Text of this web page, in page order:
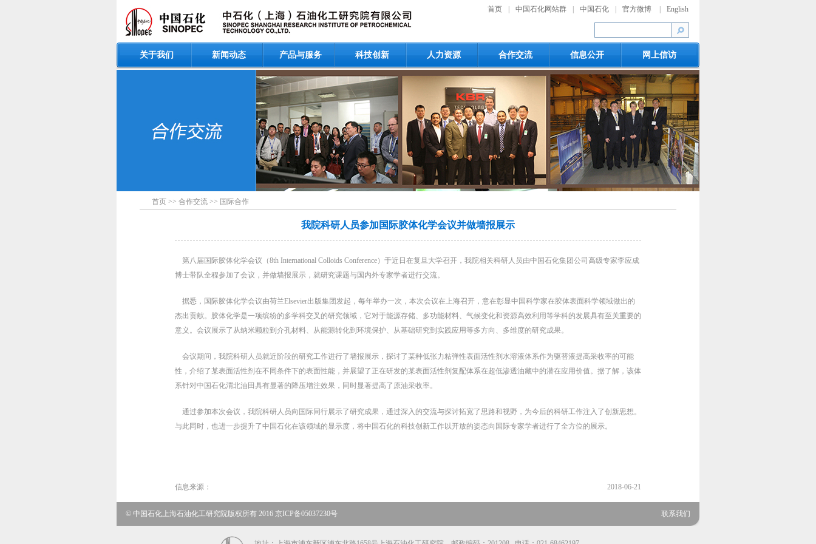
首页 中国石化网站群 中国石化 官方微博 English
关于我们 新闻动态 产品与服务 科技创新 人力资源 合作交流 信息公开 网上信访
首页 >> 合作交流 >> 国际合作
我院科研人员参加国际胶体化学会议并做墙报展示
第八届国际胶体化学会议（8th International Colloids Conference）于近日在复旦大学召开，我院相关科研人员由中国石化集团公司高级专家李应成
博士带队全程参加了会议，并做墙报展示，就研究课题与国内外专家学者进行交流。
据悉，国际胶体化学会议由荷兰Elsevier出版集团发起，每年举办一次，本次会议在上海召开，意在彰显中国科学家在胶体表面科学领域做出的
杰出贡献。胶体化学是一项缤纷的多学科交叉的研究领域，它对于能源存储、多功能材料、气候变化和资源高效利用等学科的发展具有至关重要的
意义。会议展示了从纳米颗粒到介孔材料、从能源转化到环境保护、从基础研究到实践应用等多方向、多维度的研究成果。
会议期间，我院科研人员就近阶段的研究工作进行了墙报展示，探讨了某种低张力粘弹性表面活性剂水溶液体系作为驱替液提高采收率的可能
性，介绍了某表面活性剂在不同条件下的表面性能，并展望了正在研发的某表面活性剂复配体系在超低渗透油藏中的潜在应用价值。据了解，该体
系针对中国石化渭北油田具有显著的降压增注效果，同时显著提高了原油采收率。
通过参加本次会议，我院科研人员向国际同行展示了研究成果，通过深入的交流与探讨拓宽了思路和视野，为今后的科研工作注入了创新思想。
与此同时，也进一步提升了中国石化在该领域的显示度，将中国石化的科技创新工作以开放的姿态向国际专家学者进行了全方位的展示。
信息来源： 2018-06-21
© 中国石化上海石油化工研究院版权所有 2016 京ICP备05037230号 联系我们